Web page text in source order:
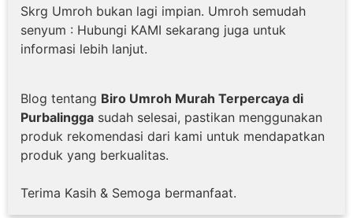
Skrg Umroh bukan lagi impian. Umroh semudah
senyum : Hubungi KAMI sekarang juga untuk
informasi lebih lanjut.
Blog tentang Biro Umroh Murah Terpercaya di
Purbalingga sudah selesai, pastikan menggunakan
produk rekomendasi dari kami untuk mendapatkan
produk yang berkualitas.
Terima Kasih & Semoga bermanfaat.